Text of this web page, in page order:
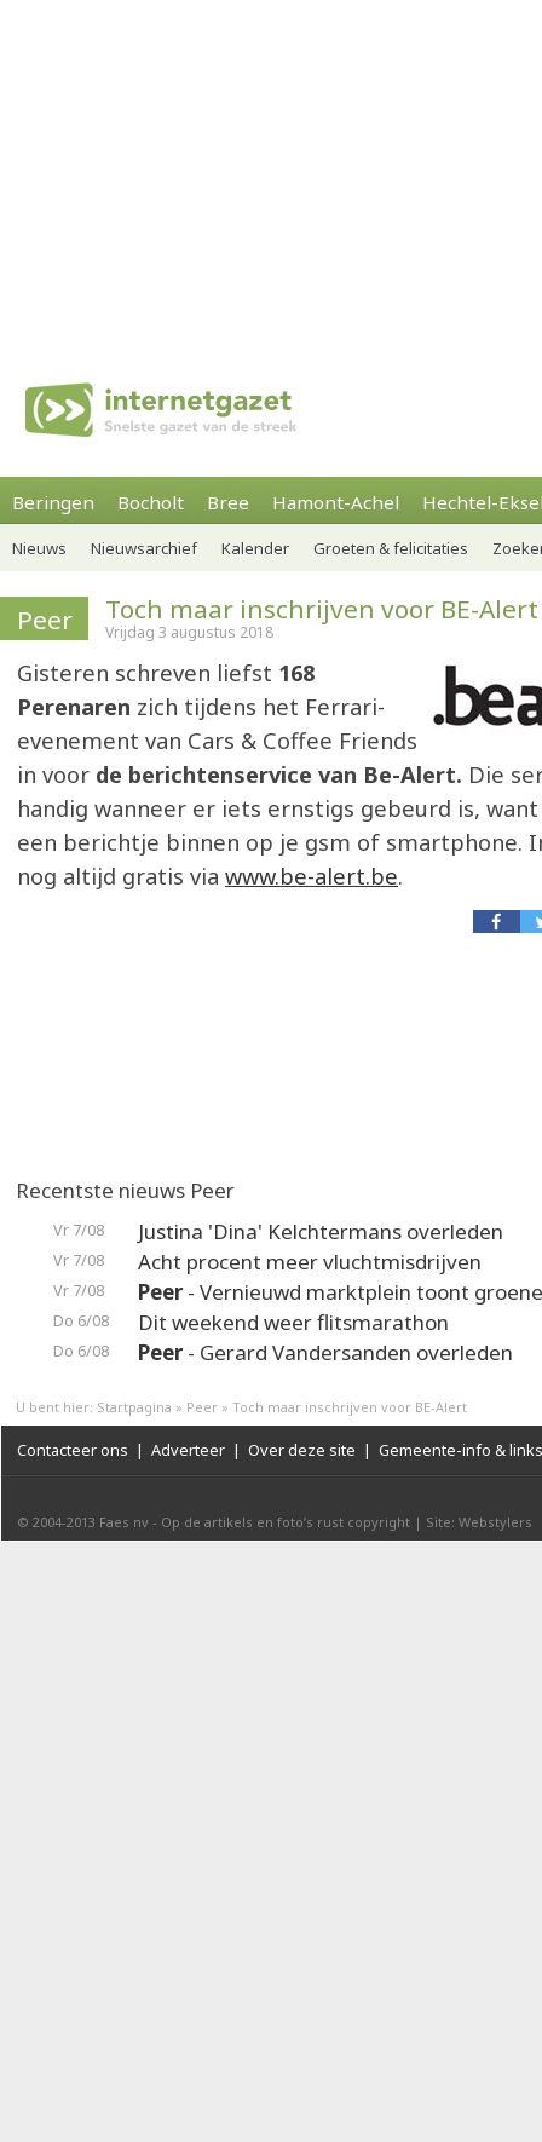
Beringen Bocholt Bree Hamont-Achel Hechtel-
Nieuws Nieuwsarchief Kalender Groeten & felicitaties
Peer Toch maar inschrijven voor BE-Alert
Vrijdag 3 augustus 2018
Gisteren schreven liefst 168
Perenaren zich tijdens het Ferrari-
evenement van Cars & Coffee Friends
in voor de berichtenservice van Be-Alert. Die
handig wanneer er iets ernstigs gebeurd is,
een berichtje binnen op je gsm of smartphone.
nog altijd gratis via www.be-alert.be.
Recentste nieuws Peer
Vr 7/08 Justina 'Dina' Kelchtermans overleden
Vr 7/08 Acht procent meer vluchtmisdrijven
Vr 7/08 Peer- Vernieuwd marktplein toont
Do 6/08 Dit weekend weer flitsmarathon
Do 6/08 Peer- Gerard Vandersanden overleden
U bent hier: Startpagina » Peer » Toch maar inschrijven voor BE-Alert
Contacteer ons | Adverteer | Over deze site | Gemeente-info & links
© 2004-2013 Faes nv - Op de artikels en foto’s rust copyright | Site: Webstylers